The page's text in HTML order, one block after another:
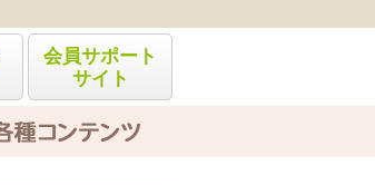
会員サポート
サイト